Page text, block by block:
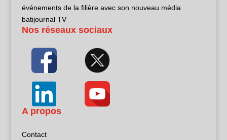
événements de la filière avec son nouveau média
batijournal TV
Nos réseaux sociaux
A propos
Contact